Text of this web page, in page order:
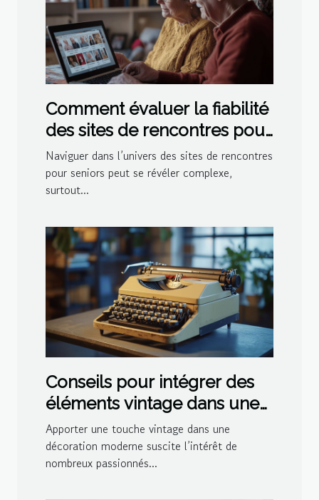
Comment évaluer la fiabilité
des sites de rencontres pour
seniors
Naviguer dans l’univers des sites de rencontres
pour seniors peut se révéler complexe,
surtout...
Conseils pour intégrer des
éléments vintage dans une
décoration moderne
Apporter une touche vintage dans une
décoration moderne suscite l’intérêt de
nombreux passionnés...